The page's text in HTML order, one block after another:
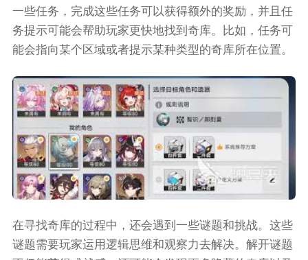
一些任务，完成这些任务可以获得额外的奖励，并且任
务提示可能会帮助玩家更快地找到奇库。比如，任务可
能会指向某个区域或者提示某种类型的奇库所在位置。
在寻找奇库的过程中，还会遇到一些谜题和挑战。这些
谜题需要玩家运用逻辑思维和观察力去解决。解开谜题